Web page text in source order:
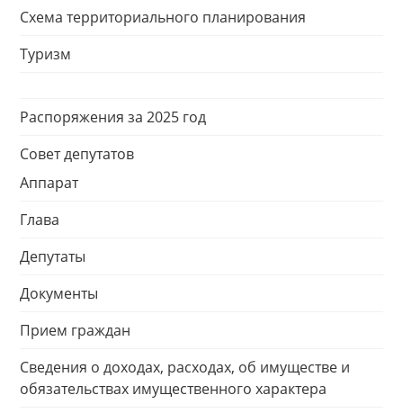
Схема территориального планирования
Туризм
Распоряжения за 2025 год
Совет депутатов
Аппарат
Глава
Депутаты
Документы
Прием граждан
Сведения о доходах, расходах, об имуществе и
обязательствах имущественного характера